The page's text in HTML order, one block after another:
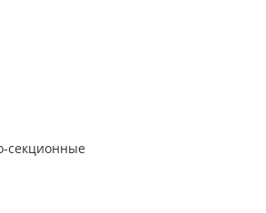
секционные